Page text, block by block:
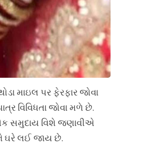
માઇલ પર ફેરફાર જોવા
વિવિધતા જોવા મળે છે.
સમુદાય વિશે જણાવીએ
ઘરે લઈ જાય છે.